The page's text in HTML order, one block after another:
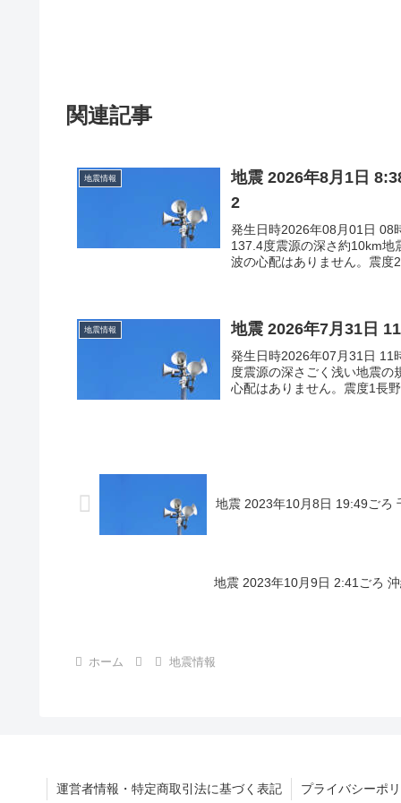
関連記事
地震情報
地震 2026年8月1日
2
発生日時2026年08月01日 08
137.4度震源の深さ約10km地
波の心配はありません。震度
地震情報 地震 2026年7月31日
発生日時2026年07月31日 11
度震源の深さごく浅い地震
心配はありません。震度1長
地震 2023年10月8日 19:49ごろ
地震 2023年10月9日 2:41ごろ
ホーム 地震情報
運営者情報・特定商取引法に基づく表記 プライバシーポ